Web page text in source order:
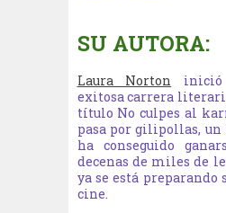
SU AUTORA:
Laura Norton inició
exitosa carrera
título No culpes al
pasa por gilipollas,
ha conseguido
decenas de miles de
ya se está preparando
cine.